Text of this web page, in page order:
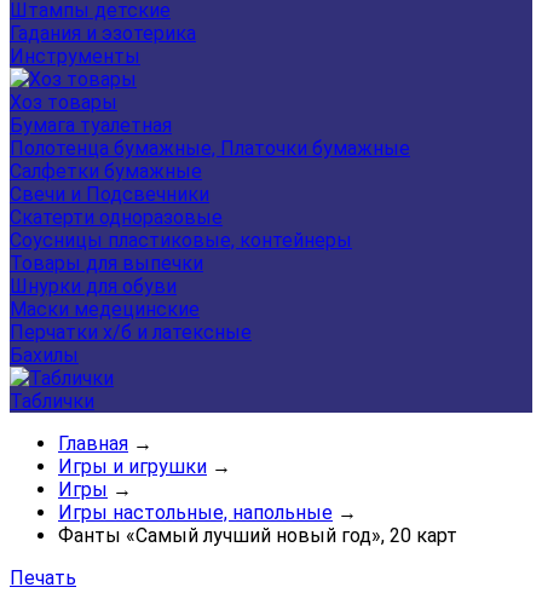
Штампы детские
Гадания и эзотерика
Инструменты
Хоз товары
Бумага туалетная
Полотенца бумажные, Платочки бумажные
Салфетки бумажные
Свечи и Подсвечники
Скатерти одноразовые
Соусницы пластиковые, контейнеры
Товары для выпечки
Шнурки для обуви
Маски медецинские
Перчатки х/б и латексные
Бахилы
Таблички
Главная →
Игры и игрушки →
Игры →
Игры настольные, напольные →
Фанты «Самый лучший новый год», 20 карт
Печать